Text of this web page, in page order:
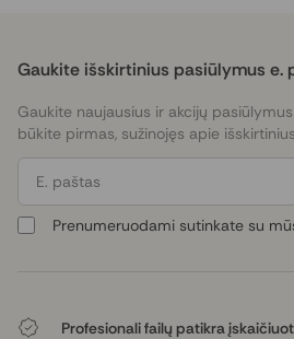
Gaukite išskirtinius pasiūlymus e.
Gaukite naujausius ir akcijų
būkite pirmas, sužinojęs apie
E. paštas
Prenumeruodami sutinkate su
Profesionali failų patikra